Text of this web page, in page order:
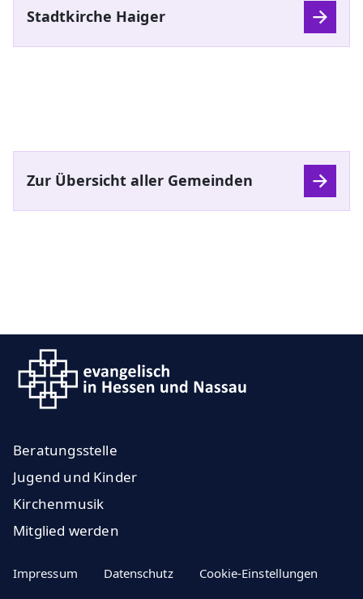
Stadtkirche Haiger
Zur Übersicht aller Gemeinden
Beratungsstelle
Jugend und Kinder
Kirchenmusik
Mitglied werden
Impressum Datenschutz Cookie-Einstellungen